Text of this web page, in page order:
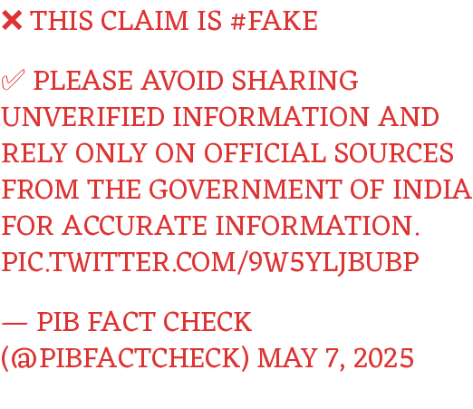
❌ THIS CLAIM IS#FAKE
✅ PLEASE AVOID SHARING
UNVERIFIED INFORMATION AND
RELY ONLY ON OFFICIAL SOURCES
FROM THE GOVERNMENT OF INDIA
FOR ACCURATE INFORMATION.
PIC.TWITTER.COM/9W5YLJBUBP
— PIB FACT CHECK
(@PIBFACTCHECK)MAY 7, 2025